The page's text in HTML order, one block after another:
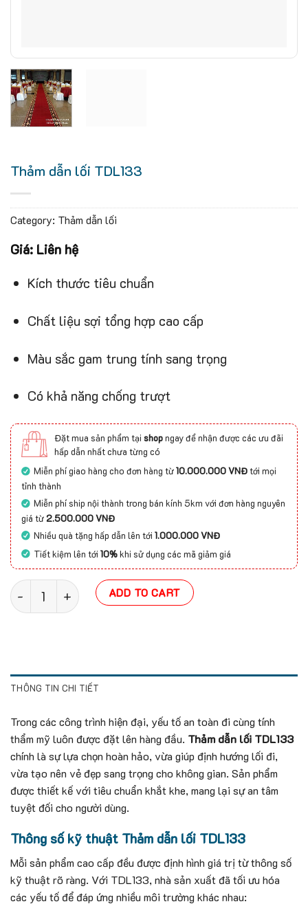
Thảm dẫn lối TDL133
Category: Thảm dẫn lối
Giá: Liên hệ
Kích thước tiêu chuẩn
Chất liệu sợi tổng hợp cao cấp
Màu sắc gam trung tính sang trọng
Có khả năng chống trượt
Đặt mua sản phẩm tại shopngay để nhận được các ưu đãi
hấp dẫn nhất chưa từng có
Miễn phí giao hàng cho đơn hàng từ10.000.000 VNĐtới mọi
tỉnh thành
Miễn phí ship nội thành trong bán kính 5km với đơn hàng nguyên
giá từ2.500.000 VNĐ
Nhiều quà tặng hấp dẫn lên tới1.000.000 VNĐ
Tiết kiệm lên tới10%khi sử dụng các mã giảm giá
Thảm dẫn lối TDL133 quantity
ADD TO CART
THÔNG TIN CHI TIẾT
Trong các công trình hiện đại, yếu tố an toàn đi cùng tính
thẩm mỹ luôn được đặt lên hàng đầu. Thảm dẫn lối TDL133
chính là sự lựa chọn hoàn hảo, vừa giúp định hướng lối đi,
vừa tạo nên vẻ đẹp sang trọng cho không gian. Sản phẩm
được thiết kế với tiêu chuẩn khắt khe, mang lại sự an tâm
tuyệt đối cho người dùng.
Thông số kỹ thuật Thảm dẫn lối TDL133
Mỗi sản phẩm cao cấp đều được định hình giá trị từ thông số
kỹ thuật rõ ràng. Với TDL133, nhà sản xuất đã tối ưu hóa
các yếu tố để đáp ứng nhiều môi trường khác nhau: